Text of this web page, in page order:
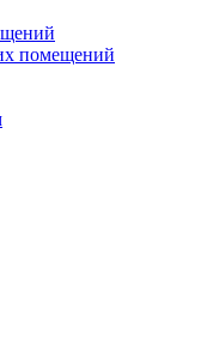
помещений